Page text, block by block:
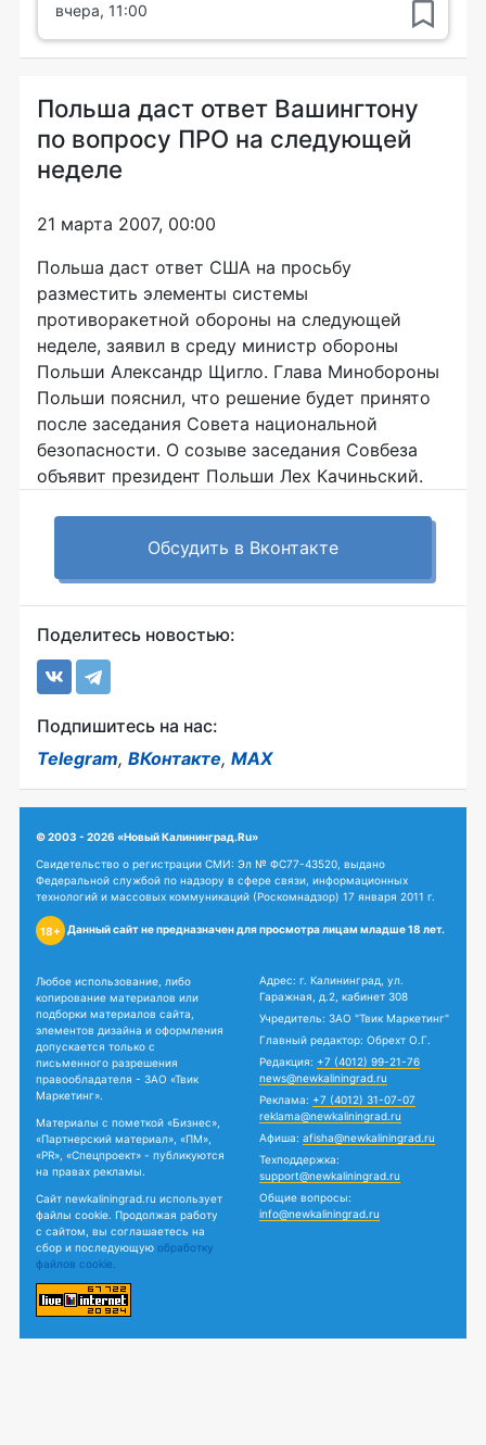
вчера, 11:00
Польша даст ответ Вашингтону
по вопросу ПРО на следующей
неделе
21 марта 2007, 00:00
Польша даст ответ США на просьбу
разместить элементы системы
противоракетной обороны на следующей
неделе, заявил в среду министр обороны
Польши Александр Щигло. Глава Минобороны
Польши пояснил, что решение будет принято
после заседания Совета национальной
безопасности. О созыве заседания Совбеза
объявит президент Польши Лех Качиньский.
Обсудить в Вконтакте
Поделитесь новостью:
Подпишитесь на нас:
Telegram, ВКонтакте, MAX
© 2003 - 2026 «Новый Калининград.Ru»
Свидетельство о регистрации СМИ: Эл № ФС77-43520, выдано
Федеральной службой по надзору в сфере связи, информационных
технологий и массовых коммуникаций (Роскомнадзор) 17 января 2011 г.
18+ Данный сайт не предназначен для просмотра лицам младше 18 лет.
Любое использование, либо
копирование материалов или
подборки материалов сайта,
элементов дизайна и оформления
допускается только с
письменного разрешения
правообладателя - ЗАО «Твик
Маркетинг».
Материалы с пометкой «Бизнес»,
«Партнерский материал», «ПМ»,
«PR», «Спецпроект» - публикуются
на правах рекламы.
Сайт newkaliningrad.ru использует
файлы cookie. Продолжая работу
с сайтом, вы соглашаетесь на
сбор и последующую обработку
файлов cookie.
Адрес: г. Калининград, ул.
Гаражная, д.2, кабинет 308
Учредитель: ЗАО "Твик Маркетинг"
Главный редактор: Обрехт О.Г.
Редакция: +7 (4012) 99-21-76
news@newkaliningrad.ru
Реклама: +7 (4012) 31-07-07
reklama@newkaliningrad.ru
Афиша: afisha@newkaliningrad.ru
Техподдержка:
support@newkaliningrad.ru
Общие вопросы:
info@newkaliningrad.ru